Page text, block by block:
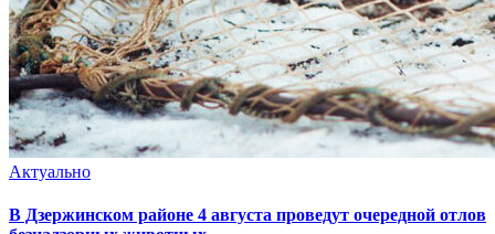
Актуально
В Дзержинском районе 4 августа проведут очередной отлов